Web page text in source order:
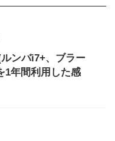
ンバi7+、ブラー
1年間利用した感